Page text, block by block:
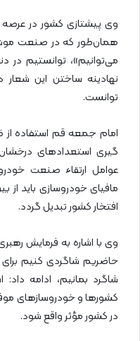
وی پیشتازی کشور در عرصه
همان‌طور که در صنعت
می‌توانیم»، توانستیم در
نهادینه ساختن این
توانست.
امام جمعه قم استفاده از
گیری استعداد‌های درخشان
عوامل ارتقاء صنعت
مافیای خودروسازی باید
افتخار کشور تبدیل گردد.
وی با اشاره به فرمایش
حاضریم شاگردی کنیم برای
شاگرد بمانیم، ادامه
کشور‌ها و خودروساز‌های
در کشور مؤثر واقع شود.